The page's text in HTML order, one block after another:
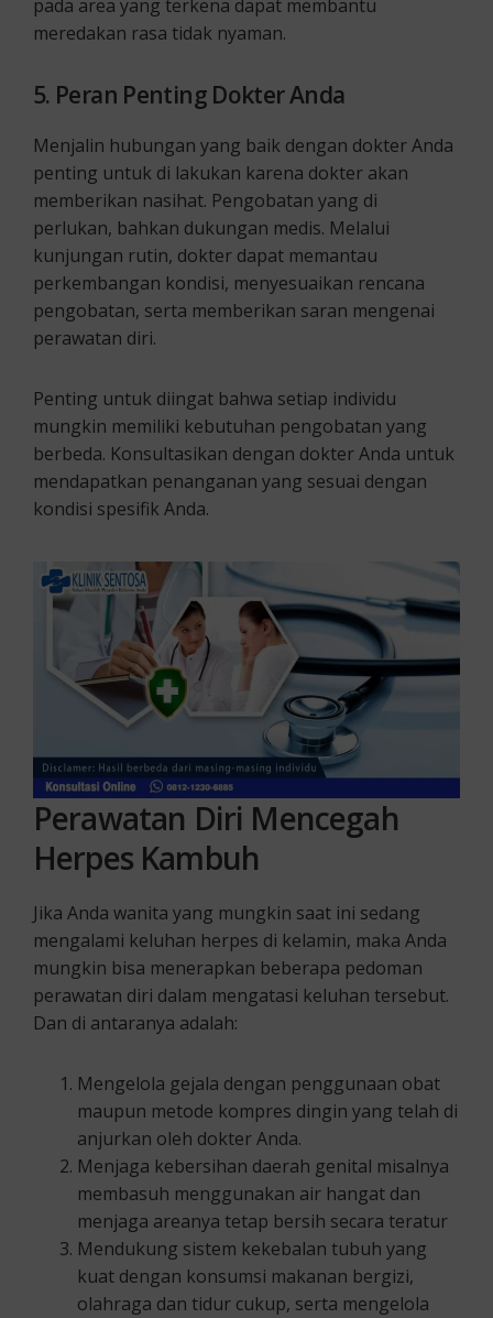
pada area yang terkena dapat membantu
meredakan rasa tidak nyaman.
5. Peran Penting Dokter Anda
Menjalin hubungan yang baik dengan dokter Anda
penting untuk di lakukan karena dokter akan
memberikan nasihat. Pengobatan yang di
perlukan, bahkan dukungan medis. Melalui
kunjungan rutin, dokter dapat memantau
perkembangan kondisi, menyesuaikan rencana
pengobatan, serta memberikan saran mengenai
perawatan diri.
Penting untuk diingat bahwa setiap individu
mungkin memiliki kebutuhan pengobatan yang
berbeda. Konsultasikan dengan dokter Anda untuk
mendapatkan penanganan yang sesuai dengan
kondisi spesifik Anda.
Perawatan Diri Mencegah
Herpes Kambuh
Jika Anda wanita yang mungkin saat ini sedang
mengalami keluhan herpes di kelamin, maka Anda
mungkin bisa menerapkan beberapa pedoman
perawatan diri dalam mengatasi keluhan tersebut.
Dan di antaranya adalah:
Mengelola gejala dengan penggunaan obat
maupun metode kompres dingin yang telah di
anjurkan oleh dokter Anda.
Menjaga kebersihan daerah genital misalnya
membasuh menggunakan air hangat dan
menjaga areanya tetap bersih secara teratur
Mendukung sistem kekebalan tubuh yang
kuat dengan konsumsi makanan bergizi,
olahraga dan tidur cukup, serta mengelola